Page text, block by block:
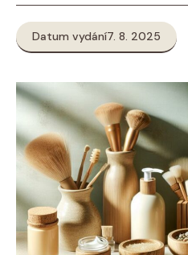
Datum vydání7. 8. 2025